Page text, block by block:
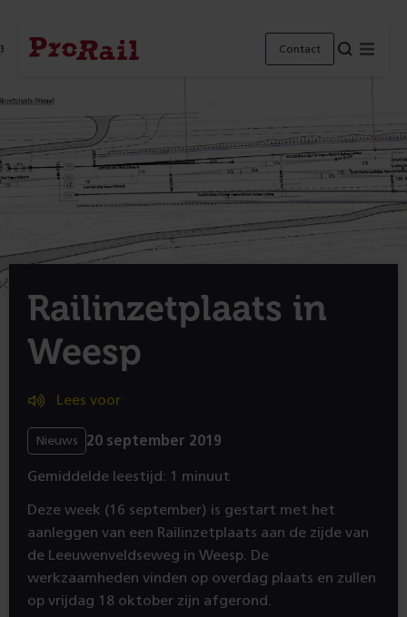
Navigatie
Homepage Contact
Railinzetplaats in
Weesp
Lees voor
Nieuws 20 september 2019
Gemiddelde leestijd: 1 minuut
Deze week (16 september) is gestart met het
aanleggen van een Railinzetplaats aan de zijde van
de Leeuwenveldseweg in Weesp. De
werkzaamheden vinden op overdag plaats en zullen
op vrijdag 18 oktober zijn afgerond.